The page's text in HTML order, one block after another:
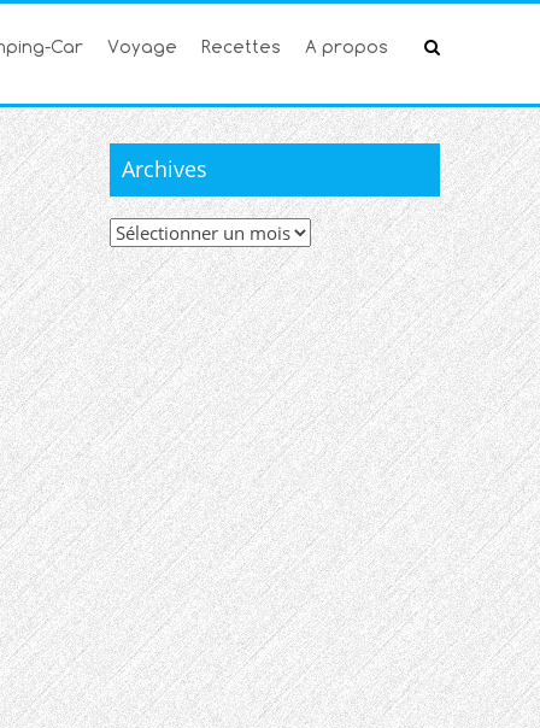
Car Voyage Recettes A propos
Archives
Archives